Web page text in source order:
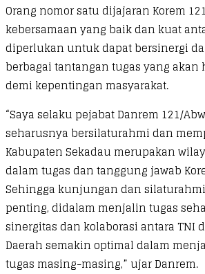
Orang nomor satu dijajaran Korem
kebersamaan yang baik dan kuat
diperlukan untuk dapat bersinergi
berbagai tantangan tugas yang akan
demi kepentingan masyarakat.
“Saya selaku pejabat Danrem 121/
seharusnya bersilaturahmi dan
Kabupaten Sekadau merupakan
dalam tugas dan tanggung jawab
Sehingga kunjungan dan
penting, didalam menjalin tugas
sinergitas dan kolaborasi antara TNI
Daerah semakin optimal dalam
tugas masing-masing,” ujar Danrem.